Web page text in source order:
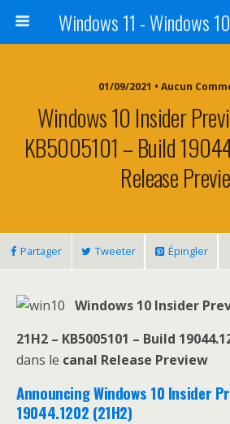
01/09/2021 • Aucun
Windows 10 Insider
KB5005101 – Build
Release
Partager Tweeter Épingler
Windows 10 Insider
21H2 – KB5005101 – Build
dans le canal Release Preview
Announcing Windows 10 Insider
19044.1202 (21H2)